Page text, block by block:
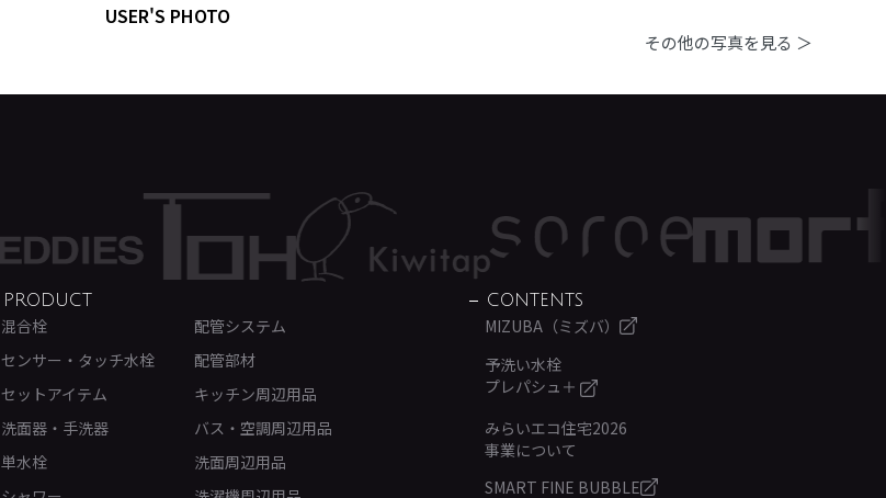
USER'S PHOTO
その他の写真を見る ＞
PRODUCT
混合栓
センサー・タッチ水栓
セットアイテム
洗面器・手洗器
単水栓
配管システム
配管部材
キッチン周辺用品
バス・空調周辺用品
洗面周辺用品
CONTENTS
MIZUBA（ミズバ）
予洗い水栓
プレパシュ＋
みらいエコ住宅2026
事業について
SMART FINE BUBBLE